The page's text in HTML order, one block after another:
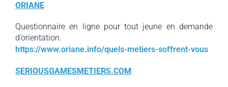
ORIANE
Questionnaire en ligne pour tout jeune en demande
d’orientation.
https://www.oriane.info/quels-metiers-soffrent-vous
SERIOUSGAMESMETIERS.COM